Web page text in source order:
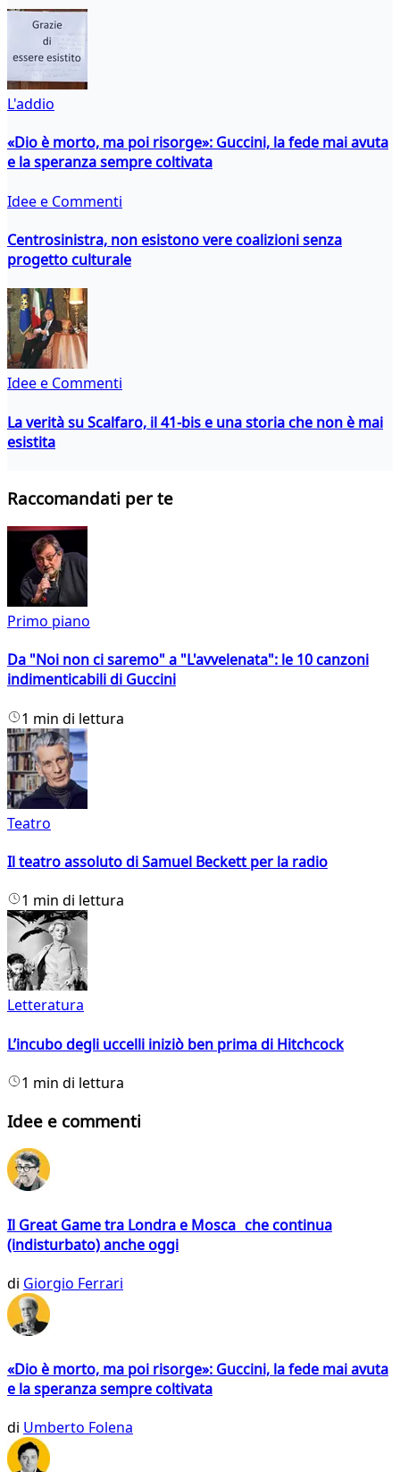
L'addio
«Dio è morto, ma poi risorge»: Guccini, la fede mai avuta
e la speranza sempre coltivata
Idee e Commenti
Centrosinistra, non esistono vere coalizioni senza
progetto culturale
Idee e Commenti
La verità su Scalfaro, il 41-bis e una storia che non è mai
esistita
Raccomandati per te
Primo piano
Da "Noi non ci saremo" a "L'avvelenata": le 10 canzoni
indimenticabili di Guccini
1 min di lettura
Teatro
Il teatro assoluto di Samuel Beckett per la radio
1 min di lettura
Letteratura
L’incubo degli uccelli iniziò ben prima di Hitchcock
1 min di lettura
Idee e commenti
Il Great Game tra Londra e Mosca che continua
(indisturbato) anche oggi
di Giorgio Ferrari
«Dio è morto, ma poi risorge»: Guccini, la fede mai avuta
e la speranza sempre coltivata
di Umberto Folena